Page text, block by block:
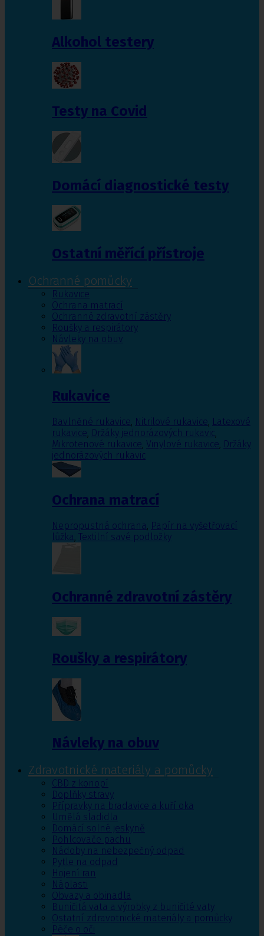
Alkohol testery
Testy na Covid
Domácí diagnostické testy
Ostatní měřící přístroje
Ochranné pomůcky
Rukavice
Ochrana matrací
Ochranné zdravotní zástěry
Roušky a respirátory
Návleky na obuv
Rukavice
Bavlněné rukavice, Nitrilové rukavice, Latexové
rukavice, Držáky jednorázových rukavic,
Mikrotenové rukavice, Vinylové rukavice, Držáky
jednorázových rukavic
Ochrana matrací
Nepropustná ochrana, Papír na vyšetřovací
lůžka, Textilní savé podložky
Ochranné zdravotní zástěry
Roušky a respirátory
Návleky na obuv
Zdravotnické materiály a pomůcky
CBD z konopí
Doplňky stravy
Přípravky na bradavice a kuří oka
Umělá sladidla
Domácí solné jeskyně
Pohlcovače pachu
Nádoby na nebezpečný odpad
Pytle na odpad
Hojení ran
Náplasti
Obvazy a obinadla
Buničitá vata a výrobky z buničité vaty
Ostatní zdravotnické materiály a pomůcky
Péče o oči